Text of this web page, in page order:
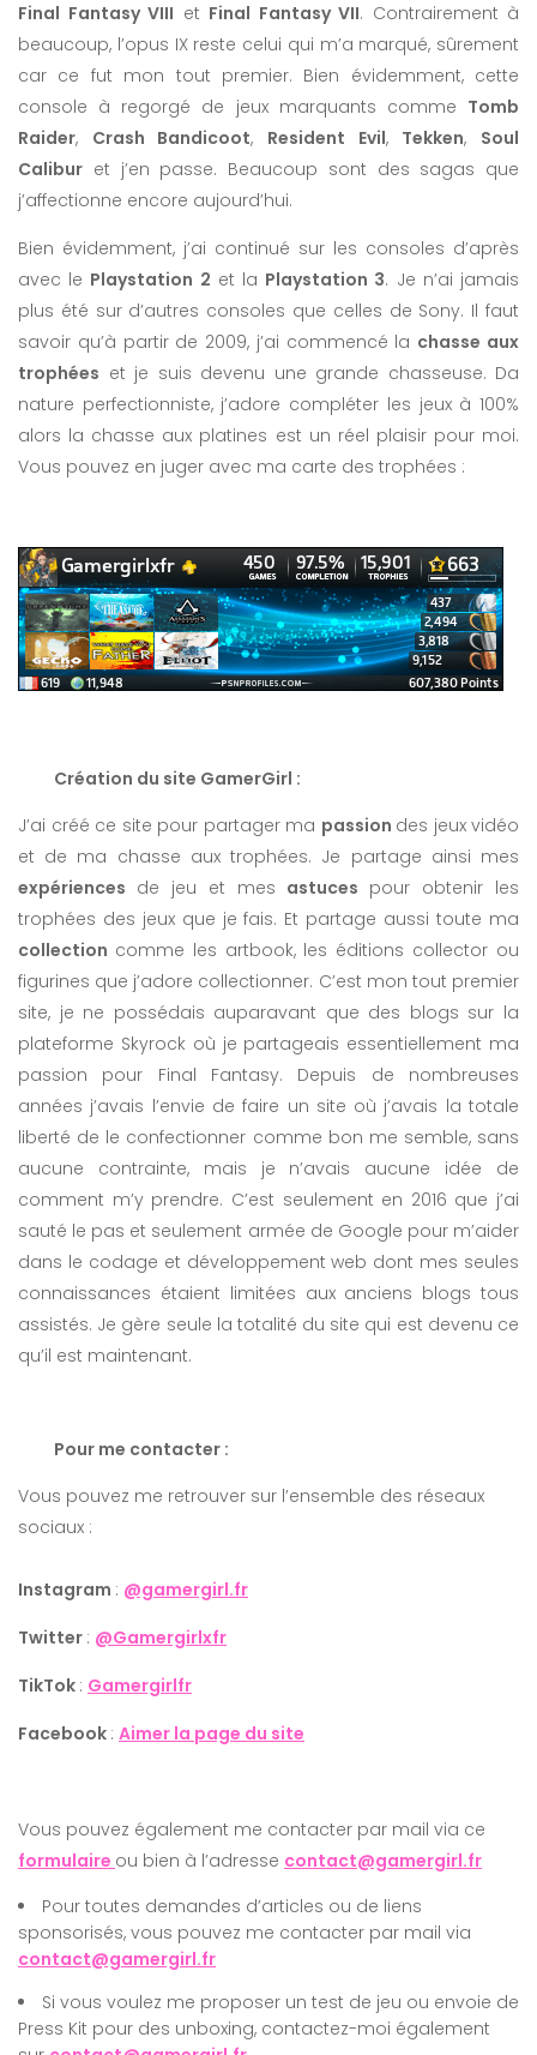
Final Fantasy VIII et Final Fantasy VII. Contrairement à
beaucoup, l’opus IX reste celui qui m’a marqué, sûrement
car ce fut mon tout premier. Bien évidemment, cette
console à regorgé de jeux marquants comme Tomb
Raider, Crash Bandicoot, Resident Evil, Tekken, Soul
Calibur et j’en passe. Beaucoup sont des sagas que
j’affectionne encore aujourd’hui.
Bien évidemment, j’ai continué sur les consoles d’après
avec le Playstation 2 et la Playstation 3. Je n’ai jamais
plus été sur d’autres consoles que celles de Sony. Il faut
savoir qu’à partir de 2009, j’ai commencé la chasse aux
trophées et je suis devenu une grande chasseuse. Da
nature perfectionniste, j’adore compléter les jeux à 100%
alors la chasse aux platines est un réel plaisir pour moi.
Vous pouvez en juger avec ma carte des trophées :
Création du site GamerGirl :
J’ai créé ce site pour partager ma passion des jeux vidéo
et de ma chasse aux trophées. Je partage ainsi mes
expériences de jeu et mes astuces pour obtenir les
trophées des jeux que je fais. Et partage aussi toute ma
collection comme les artbook, les éditions collector ou
figurines que j’adore collectionner. C’est mon tout premier
site, je ne possédais auparavant que des blogs sur la
plateforme Skyrock où je partageais essentiellement ma
passion pour Final Fantasy. Depuis de nombreuses
années j’avais l’envie de faire un site où j’avais la totale
liberté de le confectionner comme bon me semble, sans
aucune contrainte, mais je n’avais aucune idée de
comment m’y prendre. C’est seulement en 2016 que j’ai
sauté le pas et seulement armée de Google pour m’aider
dans le codage et développement web dont mes seules
connaissances étaient limitées aux anciens blogs tous
assistés. Je gère seule la totalité du site qui est devenu ce
qu’il est maintenant.
Pour me contacter :
Vous pouvez me retrouver sur l’ensemble des réseaux
sociaux :
Instagram : @gamergirl.fr
Twitter : @Gamergirlxfr
TikTok : Gamergirlfr
Facebook : Aimer la page du site
Vous pouvez également me contacter par mail via ce
formulaire ou bien à l’adresse contact@gamergirl.fr
Pour toutes demandes d’articles ou de liens
sponsorisés, vous pouvez me contacter par mail via
contact@gamergirl.fr
Si vous voulez me proposer un test de jeu ou envoie de
Press Kit pour des unboxing, contactez-moi également